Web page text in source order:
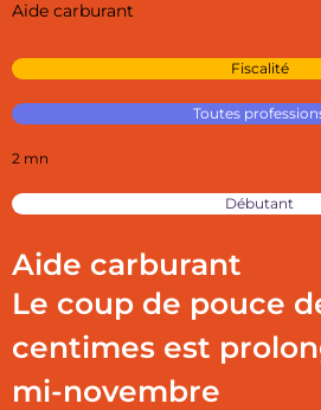
Aide carburant
Fiscalité
Toutes
2 mn
Débutant
Aide carburant
Le coup de pouce
centimes est
mi-novembre